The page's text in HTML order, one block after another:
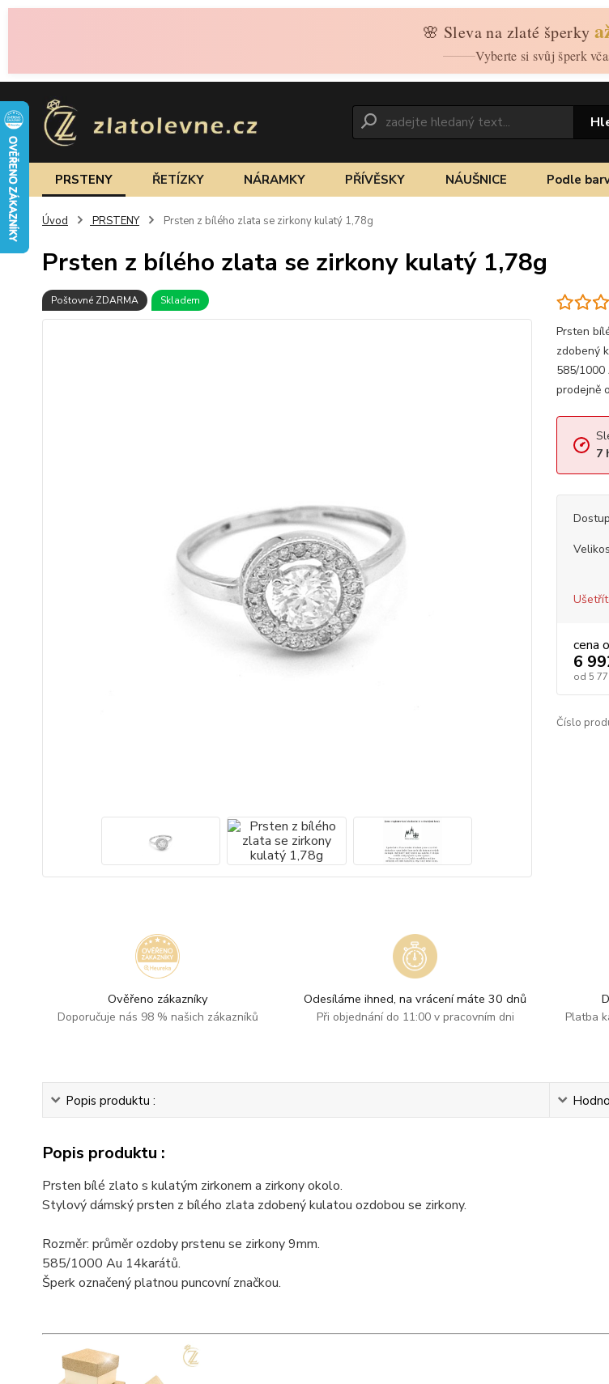
🌸 Sleva na zlaté šperky
Vyberte si svůj šperk
PRSTENY ŘETÍZKY NÁRAMKY PŘÍVĚSKY NÁUŠNICE Podle
Úvod PRSTENY Prsten z bílého zlata se zirkony kulatý 1,78g
Prsten z bílého zlata se zirkony kulatý 1,78g
Poštovné ZDARMA Skladem
Prsten
zdobený
585/1000
prodejně
7
cena
6
od 5
Číslo
Ověřeno zákazníky
Doporučuje nás 98 % našich zákazníků
Odesíláme ihned, na vrácení máte 30 dnů
Při objednání do 11:00 v pracovním dni Platba
Popis produktu :
Popis produktu :
Prsten bílé zlato s kulatým zirkonem a zirkony okolo.
Stylový dámský prsten z bílého zlata zdobený kulatou ozdobou se zirkony.
Rozměr: průměr ozdoby prstenu se zirkony 9mm.
585/1000 Au 14karátů.
Šperk označený platnou puncovní značkou.